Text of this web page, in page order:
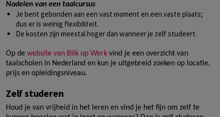
Nadelen van een taalcursus
Je bent gebonden aan een vast moment en een vaste plaats;
dus er is weinig flexibiliteit.
De kosten zijn meestal hoger dan wanneer je zelf studeert.
Op de website van Blik op Werk vind je een overzicht van
taalscholen in Nederland en kun je uitgebreid zoeken op locatie,
prijs en opleidingsniveau.
Zelf studeren
Houd je van vrijheid in het leren en vind je het fijn om zelf te